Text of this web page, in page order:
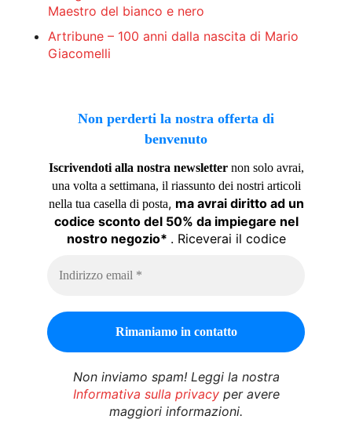
Maestro del bianco e nero
Artribune – 100 anni dalla nascita di Mario
Giacomelli
Non perderti la nostra offerta di
benvenuto
Iscrivendoti alla nostra newsletternon solo avrai,
una volta a settimana, il riassunto dei nostri articoli
nella tua casella di posta, ma avrai diritto ad un
codice sconto del 50% da impiegare nel
nostro negozio* . Riceverai il codice
Non inviamo spam! Leggi la nostra
Informativa sulla privacyper avere
maggiori informazioni.